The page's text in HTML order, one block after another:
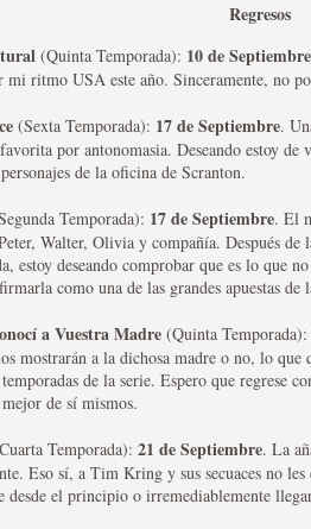
la semana
de las 500 series al
Valley
la semana
Regresos
(Quinta Temporada): 10 de Septiembre
mi ritmo USA este año. Sinceramente, no
(Sexta Temporada): 17 de Septiembre.
por antonomasia. Deseando estoy
de la oficina de Scranton.
Temporada): 17 de Septiembre. El
Walter, Olivia y compañía. Después de
estoy deseando comprobar que es lo que
como una de las grandes apuestas de
a Vuestra Madre (Quinta Temporada):
mostrarán a la dichosa madre o no, lo
de la serie. Espero que regrese
de sí mismos.
Temporada): 21 de Septiembre. La
Eso sí, a Tim Kring y sus secuaces no
desde el principio o irremediablemente